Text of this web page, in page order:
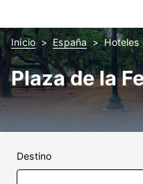
Inicio España Hoteles
Plaza de la
Destino